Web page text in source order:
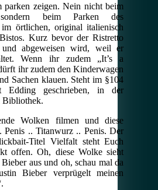
parken zeigen. Nein nicht beim
beim Parken des
örtlichen, original italienisch
Kurz bevor der Ristretto
abgeweisen wird, weil er
Wenn ihr zudem „It’s a
ihr zudem den Kinderwagen
Sachen klauen. Steht im §104
geschrieben, in der
Bibliothek.
Wolken filmen und diese
Penis .. Titanwurz .. Penis. Der
Titel Vielfalt steht Euch
offen. Oh, diese Wolke sieht
aus und oh, schau mal da
Bieber verprügelt meinen